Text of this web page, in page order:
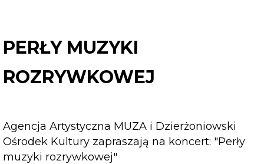
PERŁY MUZYKI
ROZRYWKOWEJ
Agencja Artystyczna MUZA i Dzierżoniowski
Ośrodek Kultury zapraszają na koncert: "Perły
muzyki rozrywkowej"